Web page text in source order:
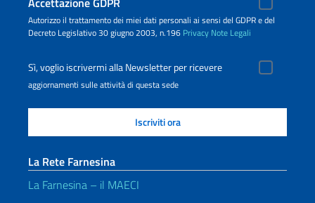
Autorizzo il trattamento dei miei dati personali ai sensi del GDPR e del
Decreto Legislativo 30 giugno 2003, n.196 Privacy Note Legali
Sì, voglio iscrivermi alla Newsletter per ricevere
aggiornamenti sulle attività di questa sede
La Rete Farnesina
La Farnesina – il MAECI